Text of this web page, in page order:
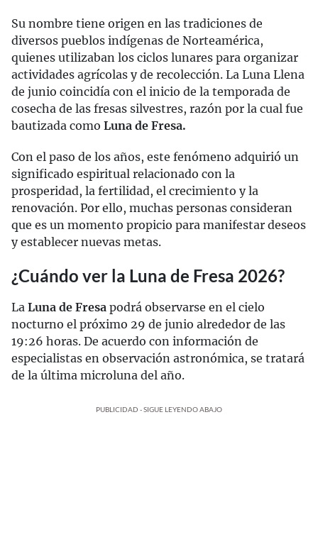
Su nombre tiene origen en las tradiciones de
diversos pueblos indígenas de Norteamérica,
quienes utilizaban los ciclos lunares para organizar
actividades agrícolas y de recolección. La Luna Llena
de junio coincidía con el inicio de la temporada de
cosecha de las fresas silvestres, razón por la cual fue
bautizada como Luna de Fresa.
Con el paso de los años, este fenómeno adquirió un
significado espiritual relacionado con la
prosperidad, la fertilidad, el crecimiento y la
renovación. Por ello, muchas personas consideran
que es un momento propicio para manifestar deseos
y establecer nuevas metas.
¿Cuándo ver la Luna de Fresa 2026?
La Luna de Fresa podrá observarse en el cielo
nocturno el próximo 29 de junio alrededor de las
19:26 horas. De acuerdo con información de
especialistas en observación astronómica, se tratará
de la última microluna del año.
PUBLICIDAD - SIGUE LEYENDO ABAJO